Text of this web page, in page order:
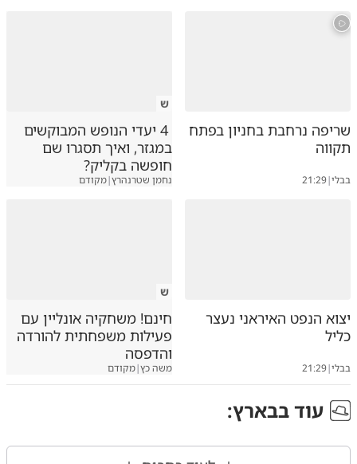
שריפה נרחבת בחניון בפתח
תקווה
בבלי|
21:29
ש
4 יעדי הנופש המבוקשים
במגזר, ואיך תסגרו שם
חופשה בקליק?
נחמן שטרנהרץ|מקודם
יצוא הנפט האיראני נעצר
כליל
בבלי|
21:29
ש
חינם! משחקיה אונליין עם
פעילות משפחתית להורדה
והדפסה
משה כץ|מקודם
עוד בבארץ: